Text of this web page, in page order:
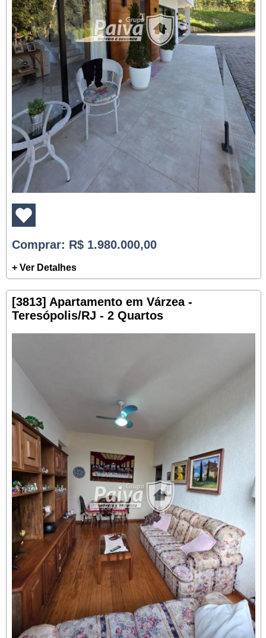
Comprar: R$ 1.980.000,00
+ Ver Detalhes
[3813] Apartamento em Várzea -
Teresópolis/RJ - 2 Quartos